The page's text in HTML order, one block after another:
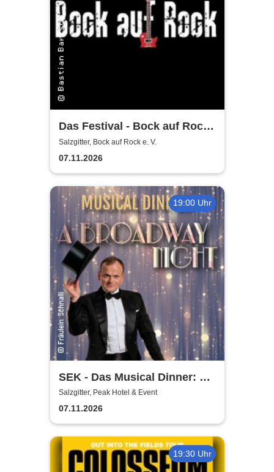
Das Festival - Bock auf Rock
gemeinnütziger e. V.
Salzgitter, Bock auf Rock e. V.
07.11.2026
19:00 Uhr
SEK - Das Musical Dinner: A
Broadway Night
Salzgitter, Peak Hotel & Event
07.11.2026
19:30 Uhr